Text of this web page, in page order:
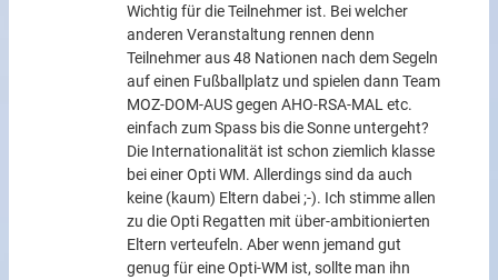
Wichtig für die Teilnehmer ist. Bei welcher
anderen Veranstaltung rennen denn
Teilnehmer aus 48 Nationen nach dem Segeln
auf einen Fußballplatz und spielen dann Team
MOZ-DOM-AUS gegen AHO-RSA-MAL etc.
einfach zum Spass bis die Sonne untergeht?
Die Internationalität ist schon ziemlich klasse
bei einer Opti WM. Allerdings sind da auch
keine (kaum) Eltern dabei ;-). Ich stimme allen
zu die Opti Regatten mit über-ambitionierten
Eltern verteufeln. Aber wenn jemand gut
genug für eine Opti-WM ist, sollte man ihn